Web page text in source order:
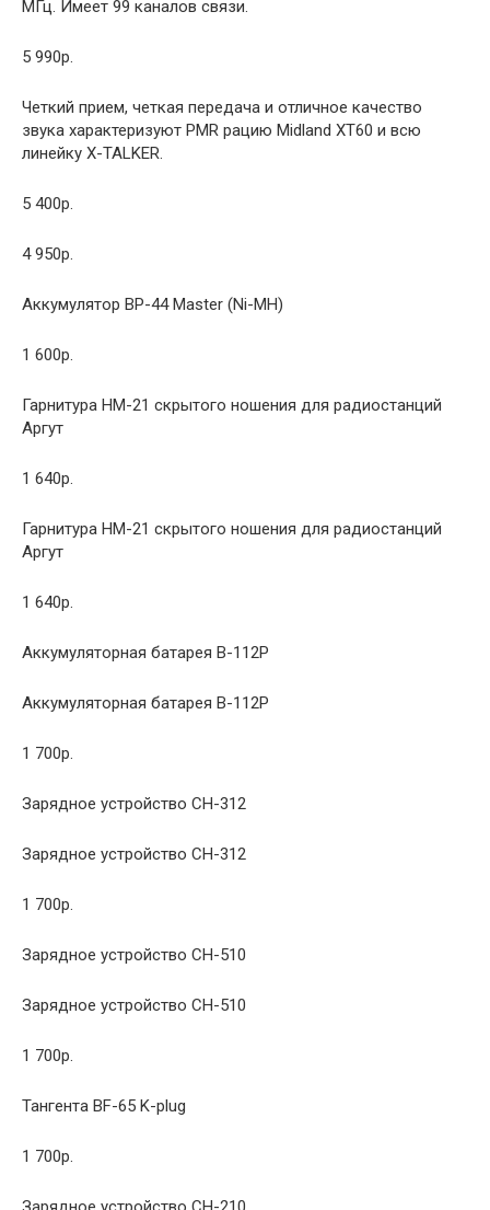
МГц. Имеет 99 каналов связи.
5 990р.
Четкий прием, четкая передача и отличное качество
звука характеризуют PMR рацию Midland XT60 и всю
линейку X-TALKER.
5 400р.
4 950р.
Аккумулятор BP-44 Master (Ni-MH)
1 600р.
Гарнитура HM-21 скрытого ношения для радиостанций
Аргут
1 640р.
Гарнитура HM-21 скрытого ношения для радиостанций
Аргут
1 640р.
Аккумуляторная батарея B-112P
Аккумуляторная батарея B-112P
1 700р.
Зарядное устройство CH-312
Зарядное устройство CH-312
1 700р.
Зарядное устройство CH-510
Зарядное устройство CH-510
1 700р.
Тангента BF-65 K-plug
1 700р.